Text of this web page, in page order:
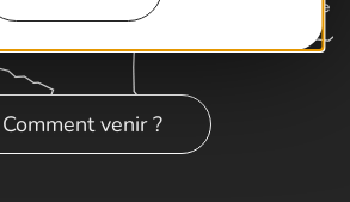
Comment venir ?